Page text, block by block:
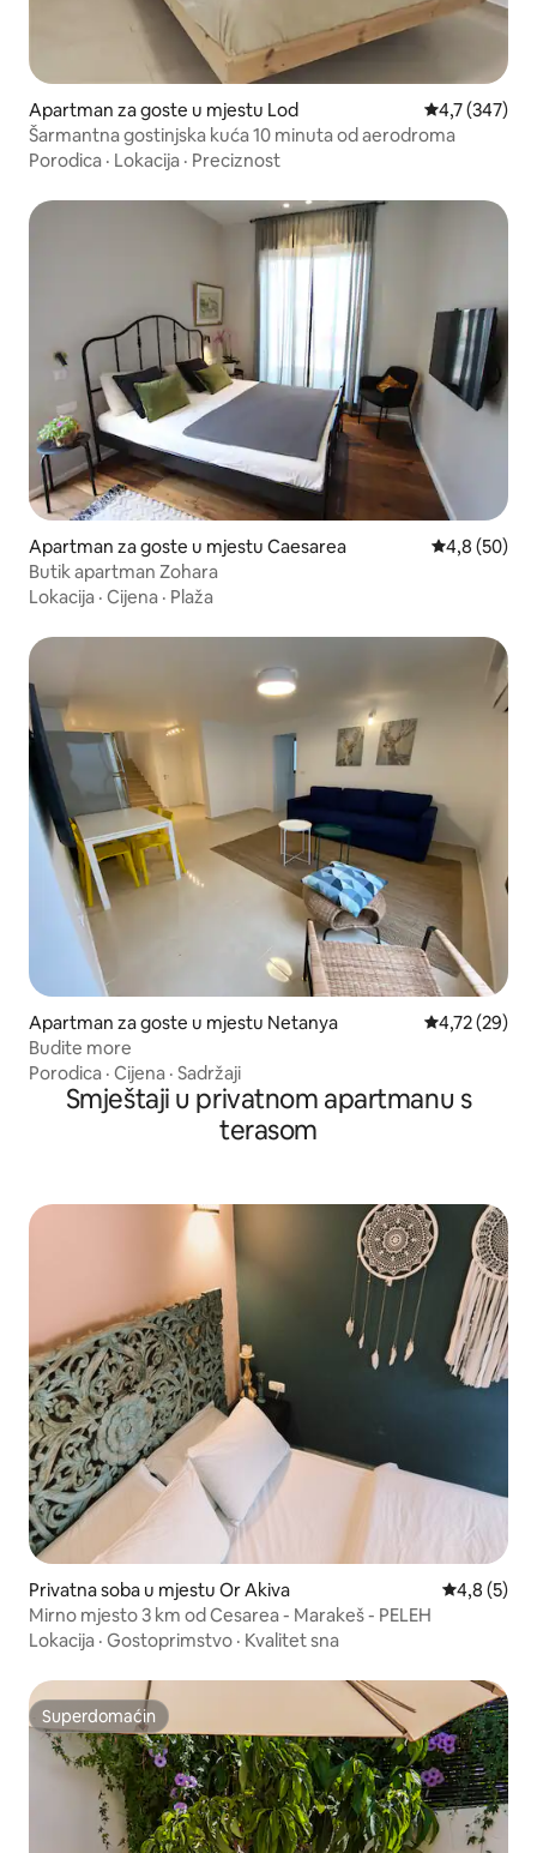
Apartman za goste u mjestu Lod Prosječna
4,7 (347)
Šarmantna gostinjska kuća 10 minuta od aerodroma
Porodica · Lokacija · Preciznost
Apartman za goste u mjestu Caesarea Prosječna
4,8 (50)
Butik apartman Zohara
Lokacija · Cijena · Plaža
Apartman za goste u mjestu Netanya Prosječna
4,72 (29)
Budite more
Porodica · Cijena · Sadržaji
Smještaji u privatnom apartmanu s
terasom
Privatna soba u mjestu Or Akiva Prosječna
4,8 (5)
Mirno mjesto 3 km od Cesarea - Marakeš - PELEH
Lokacija · Gostoprimstvo · Kvalitet sna
Superdomaćin
Superdomaćin